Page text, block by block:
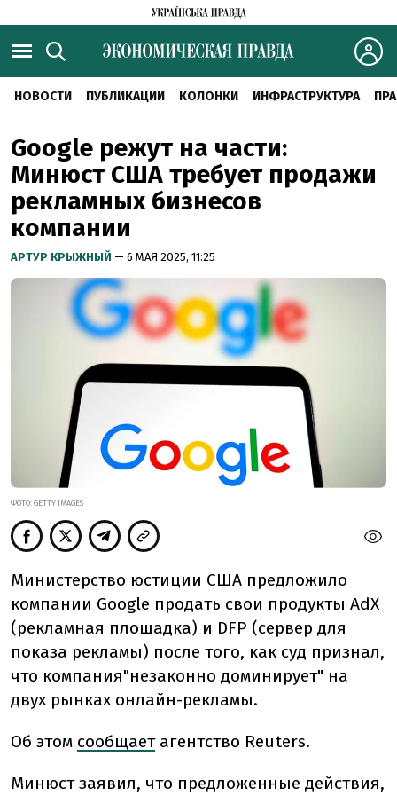
НОВОСТИ ПУБЛИКАЦИИ КОЛОНКИ ИНФРАСТРУКТУРА
Google режут на части:
Минюст США требует продажи
рекламных бизнесов
компании
АРТУР КРЫЖНЫЙ — 6 МАЯ 2025, 11:25
ФОТО: GETTY IMAGES
Министерство юстиции США предложило
компании Google продать свои продукты AdX
(рекламная площадка) и DFP (сервер для
показа рекламы) после того, как суд признал,
что компания"незаконно доминирует" на
двух рынках онлайн-рекламы.
Об этом сообщаетагентство Reuters.
Минюст заявил, что предложенные действия,